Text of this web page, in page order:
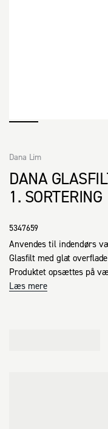
DANA
1. SORTERING
Dana Lim
5347659
Anvendes til indendørs
Glasfilt med glat
Produktet opsættes på
limtype.
Læs mere